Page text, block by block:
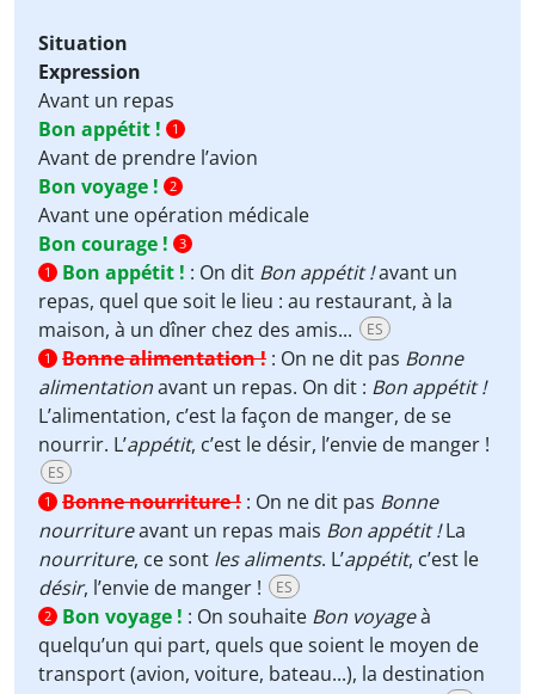
Situation
Expression
Avant un repas
Bon appétit !
1
Avant de prendre l’avion
Bon voyage !
2
Avant une opération médicale
Bon courage !
3
1
Bon appétit ! : On dit Bon appétit !avant un
repas, quel que soit le lieu : au restaurant, à la
maison, à un dîner chez des amis...
ES
1 Bonne alimentation ! : On ne dit pas Bonne
alimentationavant un repas. On dit : Bon appétit !
L’alimentation, c’est la façon de manger, de se
nourrir. L’appétit, c’est le désir, l’envie de manger !
ES
1 Bonne nourriture ! : On ne dit pas Bonne
nourritureavant un repas mais Bon appétit !La
nourriture, ce sont les aliments. L’appétit, c’est le
désir, l’envie de manger ! ES
2 Bon voyage ! : On souhaite Bon voyageà
quelqu’un qui part, quels que soient le moyen de
transport (avion, voiture, bateau...), la destination